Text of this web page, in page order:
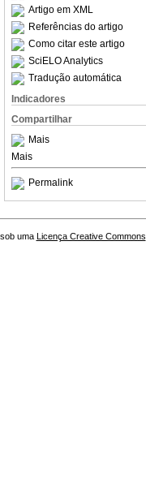
Artigo em XML
Referências do artigo
Como citar este artigo
SciELO Analytics
Tradução automática
Indicadores
Compartilhar
Mais
Mais
Permalink
uma Licença Creative Commons